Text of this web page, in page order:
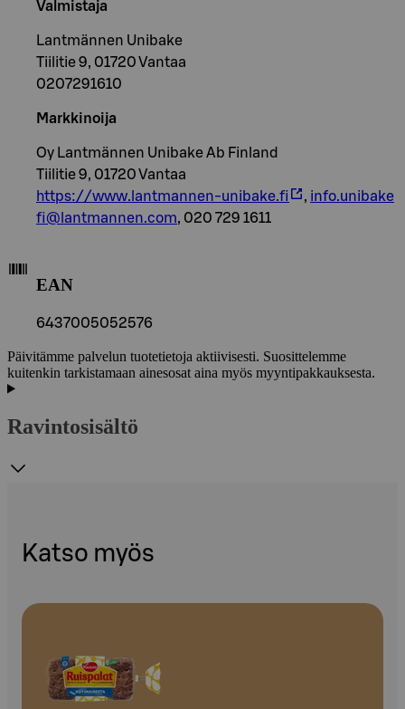
Valmistaja
Lantmännen Unibake
Tiilitie 9, 01720 Vantaa
0207291610
Markkinoija
Oy Lantmännen Unibake Ab Finland
Tiilitie 9, 01720 Vantaa
https://www.lantmannen-unibake.fi
, info.unibake
fi@lantmannen.com, 020 729 1611
EAN
6437005052576
Päivitämme palvelun tuotetietoja aktiivisesti. Suosittelemme
kuitenkin tarkistamaan ainesosat aina myös myyntipakkauksesta.
Ravintosisältö
Katso myös